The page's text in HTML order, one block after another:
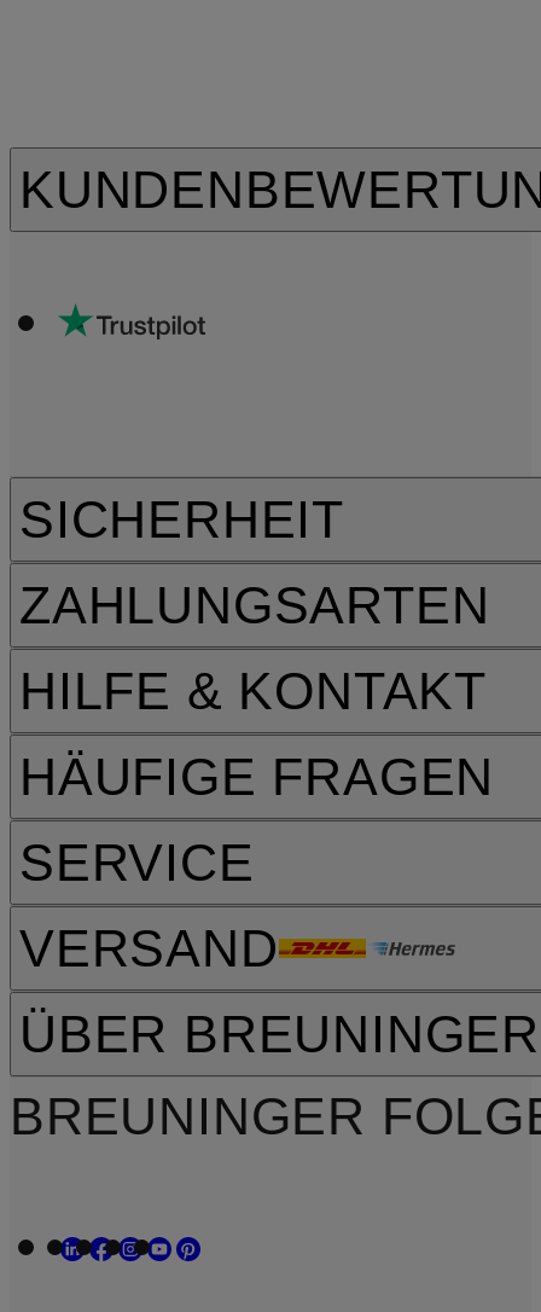
HILFE & KONTAKT
HÄUFIGE FRAGEN
SERVICE
VERSAND
SICHERHEIT
ZAHLUNGSARTEN
ÜBER BREUNINGER
BREUNINGER